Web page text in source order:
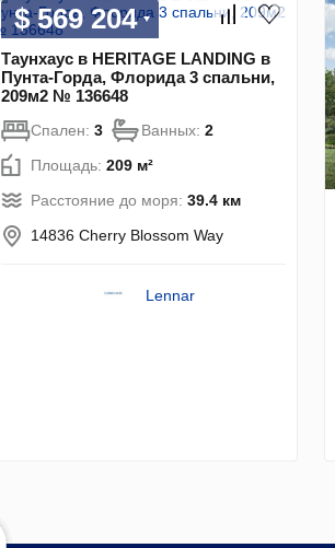
$ 569 204
Таунхаус в HERITAGE LANDING в
Пунта-Горда, Флорида 3 спальни,
209м2 № 136648
Спален: 3 Ванных: 2
Площадь: 209 м²
Расстояние до моря: 39.4 км
14836 Cherry Blossom Way
Lennar